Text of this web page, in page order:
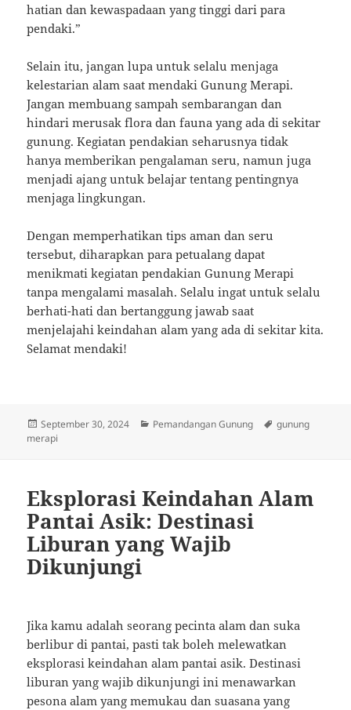
hatian dan kewaspadaan yang tinggi dari para
pendaki.”
Selain itu, jangan lupa untuk selalu menjaga
kelestarian alam saat mendaki Gunung Merapi.
Jangan membuang sampah sembarangan dan
hindari merusak flora dan fauna yang ada di sekitar
gunung. Kegiatan pendakian seharusnya tidak
hanya memberikan pengalaman seru, namun juga
menjadi ajang untuk belajar tentang pentingnya
menjaga lingkungan.
Dengan memperhatikan tips aman dan seru
tersebut, diharapkan para petualang dapat
menikmati kegiatan pendakian Gunung Merapi
tanpa mengalami masalah. Selalu ingat untuk selalu
berhati-hati dan bertanggung jawab saat
menjelajahi keindahan alam yang ada di sekitar kita.
Selamat mendaki!
Posted
on
September 30, 2024 Categories
Pemandangan Gunung Tags
gunung
merapi
Eksplorasi Keindahan Alam
Pantai Asik: Destinasi
Liburan yang Wajib
Dikunjungi
Jika kamu adalah seorang pecinta alam dan suka
berlibur di pantai, pasti tak boleh melewatkan
eksplorasi keindahan alam pantai asik. Destinasi
liburan yang wajib dikunjungi ini menawarkan
pesona alam yang memukau dan suasana yang